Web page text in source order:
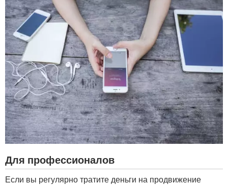
Для профессионалов
Если вы регулярно тратите деньги на продвижение